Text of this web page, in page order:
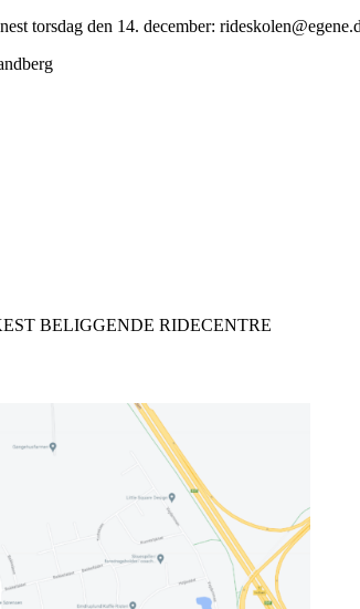
torsdag den 14. december:
BELIGGENDE RIDECENTRE